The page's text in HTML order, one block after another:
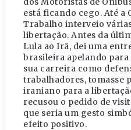
está ficando cego. Até a
Trabalho interveio
libertação. Antes da
Lula ao Irã, dei uma
brasileira apelando para
sua carreira como
trabalhadores, tomasse
iraniano para a
recusou o pedido de
que seria um gesto
efeito positivo.